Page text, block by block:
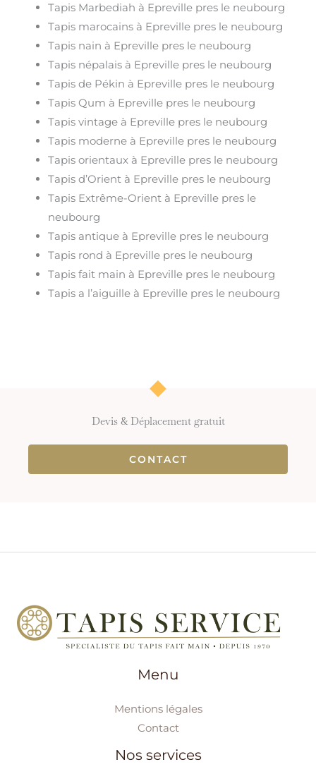
Tapis Marbediah à Epreville pres le neubourg
Tapis marocains à Epreville pres le neubourg
Tapis nain à Epreville pres le neubourg
Tapis népalais à Epreville pres le neubourg
Tapis de Pékin à Epreville pres le neubourg
Tapis Qum à Epreville pres le neubourg
Tapis vintage à Epreville pres le neubourg
Tapis moderne à Epreville pres le neubourg
Tapis orientaux à Epreville pres le neubourg
Tapis d’Orient à Epreville pres le neubourg
Tapis Extrême-Orient à Epreville pres le
neubourg
Tapis antique à Epreville pres le neubourg
Tapis rond à Epreville pres le neubourg
Tapis fait main à Epreville pres le neubourg
Tapis a l’aiguille à Epreville pres le neubourg
Devis & Déplacement gratuit
CONTACT
Menu
Mentions légales
Contact
Nos services